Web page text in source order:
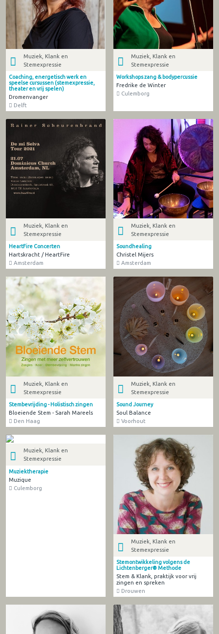
Muziek, Klank en
Stemexpressie
Coaching, energetisch werk en
speelse cursussen (stemexpressie,
theater en vrij spelen)
Dromenvanger
Delft
Muziek, Klank en
Stemexpressie
Workshops zang & bodypercussie
Fredrike de Winter
Culemborg
Muziek, Klank en
Stemexpressie
HeartFire Concerten
Hartskracht / HeartFire
Amsterdam
Muziek, Klank en
Stemexpressie
Soundhealing
Christel Mijers
Amsterdam
Muziek, Klank en
Stemexpressie
Stembevrijding - Holistisch zingen
Bloeiende Stem - Sarah Mareels
Den Haag
Muziek, Klank en
Stemexpressie
Sound Journey
Soul Balance
Voorhout
Muziek, Klank en
Stemexpressie
Muziektherapie
Muzique
Culemborg
Muziek, Klank en
Stemexpressie
Stemontwikkeling volgens de
Lichtenberger® Methode
Stem & Klank, praktijk voor vrij
zingen en spreken
Drouwen